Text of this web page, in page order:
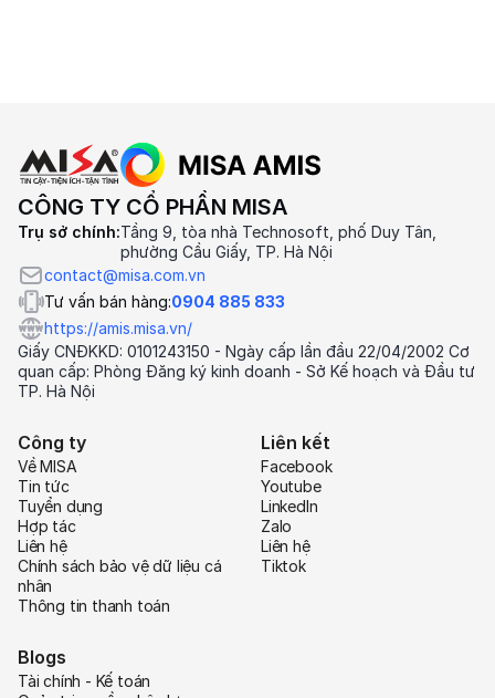
CÔNG TY CỔ PHẦN MISA
Trụ sở chính:Tầng 9, tòa nhà Technosoft, phố Duy Tân,
phường Cầu Giấy, TP. Hà Nội
contact@misa.com.vn
Tư vấn bán hàng:0904 885 833
https://amis.misa.vn/
Giấy CNĐKKD: 0101243150 - Ngày cấp lần đầu 22/04/2002 Cơ
quan cấp: Phòng Đăng ký kinh doanh - Sở Kế hoạch và Đầu tư
TP. Hà Nội
Công ty
Về MISA
Tin tức
Tuyển dụng
Hợp tác
Liên hệ
Chính sách bảo vệ dữ liệu cá
nhân
Thông tin thanh toán
Liên kết
Facebook
Youtube
LinkedIn
Zalo
Liên hệ
Tiktok
Blogs
Tài chính - Kế toán